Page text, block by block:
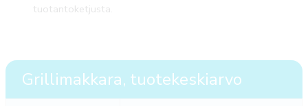
tuotantoketjusta.
Grillimakkara, tuotekeskiarvo